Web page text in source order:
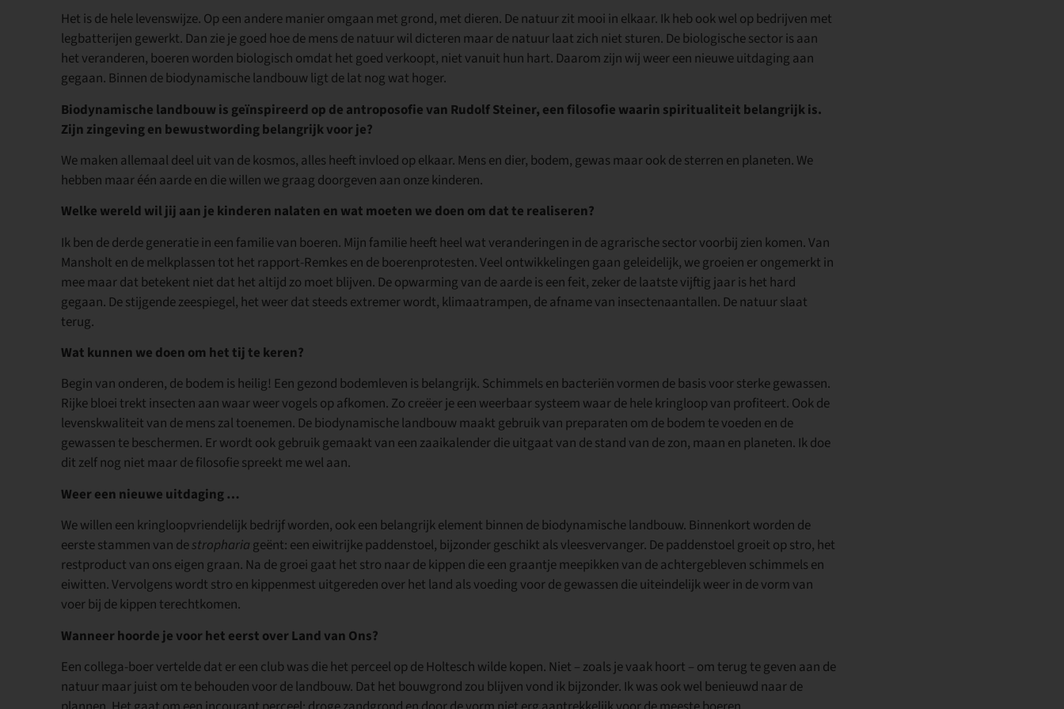
Het is de hele levenswijze. Op een andere manier omgaan met grond, met dieren. De natuur zit mooi in elkaar. Ik heb ook wel op bedrijven met
legbatterijen gewerkt. Dan zie je goed hoe de mens de natuur wil dicteren maar de natuur laat zich niet sturen. De biologische sector is aan
het veranderen, boeren worden biologisch omdat het goed verkoopt, niet vanuit hun hart. Daarom zijn wij weer een nieuwe uitdaging aan
gegaan. Binnen de biodynamische landbouw ligt de lat nog wat hoger.
Biodynamische landbouw is geïnspireerd op de antroposofie van Rudolf Steiner, een filosofie waarin spiritualiteit belangrijk is.
Zijn zingeving en bewustwording belangrijk voor je?
We maken allemaal deel uit van de kosmos, alles heeft invloed op elkaar. Mens en dier, bodem, gewas maar ook de sterren en planeten. We
hebben maar één aarde en die willen we graag doorgeven aan onze kinderen.
Welke wereld wil jij aan je kinderen nalaten en wat moeten we doen om dat te realiseren?
Ik ben de derde generatie in een familie van boeren. Mijn familie heeft heel wat veranderingen in de agrarische sector voorbij zien komen. Van
Mansholt en de melkplassen tot het rapport-Remkes en de boerenprotesten. Veel ontwikkelingen gaan geleidelijk, we groeien er ongemerkt in
mee maar dat betekent niet dat het altijd zo moet blijven. De opwarming van de aarde is een feit, zeker de laatste vijftig jaar is het hard
gegaan. De stijgende zeespiegel, het weer dat steeds extremer wordt, klimaatrampen, de afname van insectenaantallen. De natuur slaat
terug.
Wat kunnen we doen om het tij te keren?
Begin van onderen, de bodem is heilig! Een gezond bodemleven is belangrijk. Schimmels en bacteriën vormen de basis voor sterke gewassen.
Rijke bloei trekt insecten aan waar weer vogels op afkomen. Zo creëer je een weerbaar systeem waar de hele kringloop van profiteert. Ook de
levenskwaliteit van de mens zal toenemen. De biodynamische landbouw maakt gebruik van preparaten om de bodem te voeden en de
gewassen te beschermen. Er wordt ook gebruik gemaakt van een zaaikalender die uitgaat van de stand van de zon, maan en planeten. Ik doe
dit zelf nog niet maar de filosofie spreekt me wel aan.
Weer een nieuwe uitdaging …
We willen een kringloopvriendelijk bedrijf worden, ook een belangrijk element binnen de biodynamische landbouw. Binnenkort worden de
eerste stammen van destropharia geënt: een eiwitrijke paddenstoel, bijzonder geschikt als vleesvervanger. De paddenstoel groeit op stro, het
restproduct van ons eigen graan. Na de groei gaat het stro naar de kippen die een graantje meepikken van de achtergebleven schimmels en
eiwitten. Vervolgens wordt stro en kippenmest uitgereden over het land als voeding voor de gewassen die uiteindelijk weer in de vorm van
voer bij de kippen terechtkomen.
Wanneer hoorde je voor het eerst over Land van Ons?
Een collega-boer vertelde dat er een club was die het perceel op de Holtesch wilde kopen. Niet – zoals je vaak hoort – om terug te geven aan de
natuur maar juist om te behouden voor de landbouw. Dat het bouwgrond zou blijven vond ik bijzonder. Ik was ook wel benieuwd naar de